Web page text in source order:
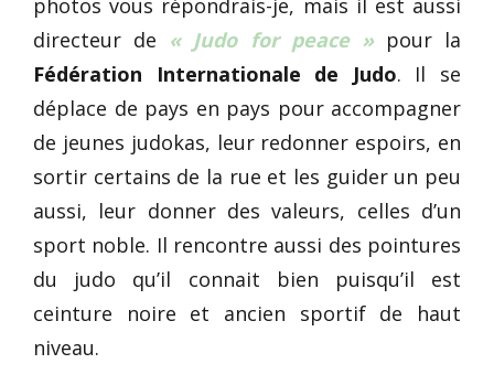
photos vous répondrais-je, mais il est aussi
directeur de « Judo for peace »pour la
Fédération Internationale de Judo. Il se
déplace de pays en pays pour accompagner
de jeunes judokas, leur redonner espoirs, en
sortir certains de la rue et les guider un peu
aussi, leur donner des valeurs, celles d’un
sport noble. Il rencontre aussi des pointures
du judo qu’il connait bien puisqu’il est
ceinture noire et ancien sportif de haut
niveau.